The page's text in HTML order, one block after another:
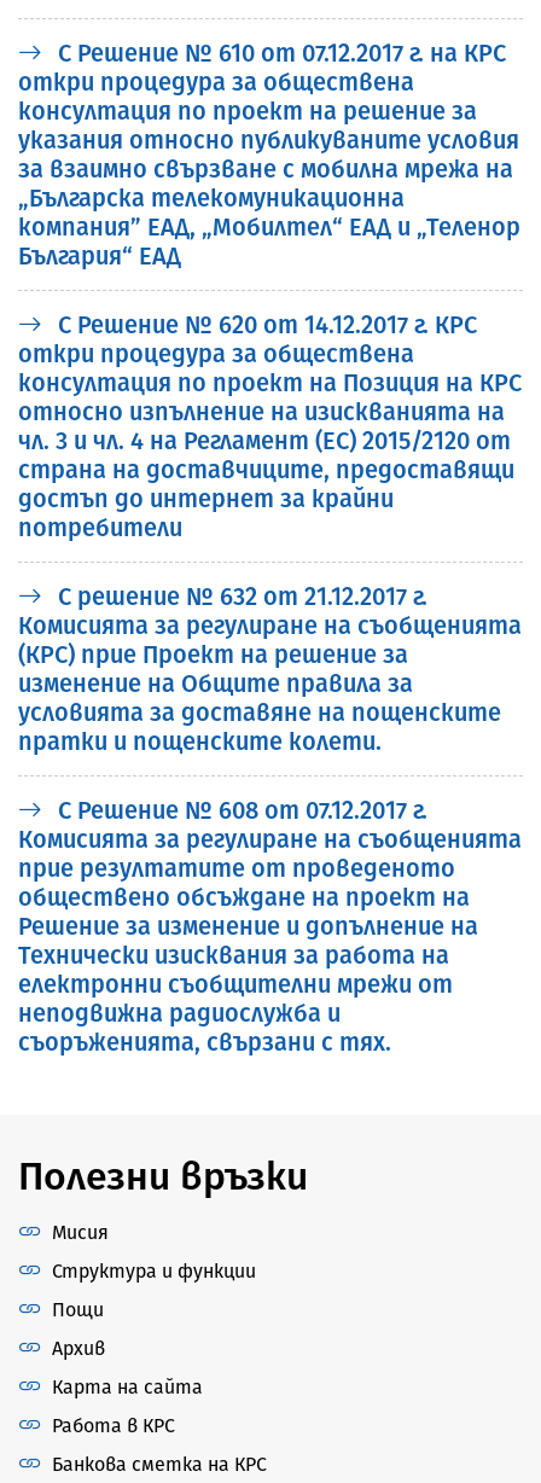
С Решение № 610 от 07.12.2017 г. на КРС
откри процедура за обществена
консултация по проект на решение за
указания относно публикуваните условия
за взаимно свързване с мобилна мрежа на
„Българска телекомуникационна
компания” ЕАД, „Мобилтел“ ЕАД и „Теленор
България“ ЕАД
С Решение № 620 от 14.12.2017 г. КРС
откри процедура за обществена
консултация по проект на Позиция на КРС
относно изпълнение на изискванията на
чл. 3 и чл. 4 на Регламент (ЕС) 2015/2120 от
страна на доставчиците, предоставящи
достъп до интернет за крайни
потребители
С решение № 632 от 21.12.2017 г.
Комисията за регулиране на съобщенията
(КРС) прие Проект на решение за
изменение на Общитe правила за
условията за доставяне на пощенските
пратки и пощенските колети.
С Решение № 608 от 07.12.2017 г.
Комисията за регулиране на съобщенията
прие резултатите от проведеното
обществено обсъждане на проект на
Решение за изменение и допълнение на
Технически изисквания за работа на
електронни съобщителни мрежи от
неподвижна радиослужба и
съоръженията, свързани с тях.
Полезни връзки
Мисия
Структура и функции
Пощи
Архив
Карта на сайта
Работа в КРС
Банкова сметка на КРС